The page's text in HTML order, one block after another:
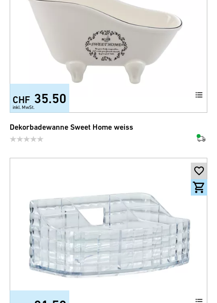
CHF 35.50
inkl. MwSt.
Dekorbadewanne Sweet Home weiss